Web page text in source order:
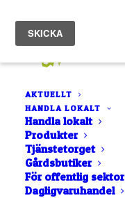
AKTUELLT
HANDLA LOKALT
Handla lokalt
Produkter
Tjänstetorget
Gårdsbutiker
För offentlig sektor
Dagligvaruhandel